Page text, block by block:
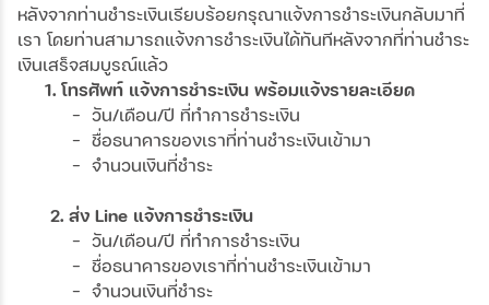
หลังจากท่านชำระเงินเรียบร้อยกรุณาแจ้งการชำระเงินกลับมาที่
เรา โดยท่านสามารถแจ้งการชำระเงินได้ทันทีหลังจากที่ท่านชำระ
เงินเสร็จสมบูรณ์แล้ว
1. โทรศัพท์ แจ้งการชำระเงิน พร้อมแจ้งรายละเอียด
- วัน/เดือน/ปี ที่ทำการชำระเงิน
- ชื่อธนาคารของเราที่ท่านชำระเงินเข้ามา
- จำนวนเงินที่ชำระ
2. ส่ง Line แจ้งการชำระเงิน
- วัน/เดือน/ปี ที่ทำการชำระเงิน
- ชื่อธนาคารของเราที่ท่านชำระเงินเข้ามา
- จำนวนเงินที่ชำระ